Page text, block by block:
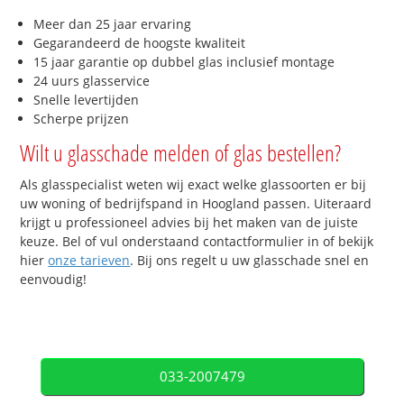
Meer dan 25 jaar ervaring
Gegarandeerd de hoogste kwaliteit
15 jaar garantie op dubbel glas inclusief montage
24 uurs glasservice
Snelle levertijden
Scherpe prijzen
Wilt u glasschade melden of glas bestellen?
Als glasspecialist weten wij exact welke glassoorten er bij
uw woning of bedrijfspand in Hoogland passen. Uiteraard
krijgt u professioneel advies bij het maken van de juiste
keuze. Bel of vul onderstaand contactformulier in of bekijk
hieronze tarieven. Bij ons regelt u uw glasschade snel en
eenvoudig!
033-2007479